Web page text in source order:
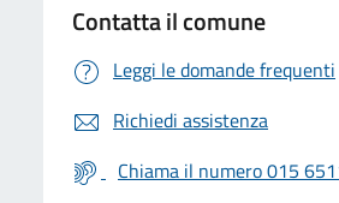
Contatta il comune
Leggi le domande frequenti
Richiedi assistenza
Chiama il numero 015